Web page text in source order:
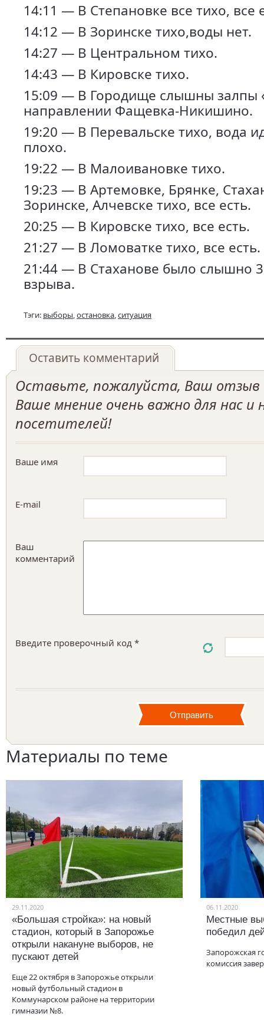
14:11 — В Степановке все тихо, все
14:12 — В Зоринске тихо,воды нет.
14:27 — В Центральном тихо.
14:43 — В Кировске тихо.
15:09 — В Городище слышны залпы
направлении Фащевка-Никишино.
19:20 — В Перевальске тихо, вода
плохо.
19:22 — В Малоивановке тихо.
19:23 — В Артемовке, Брянке,
Зоринске, Алчевске тихо, все есть.
20:25 — В Кировске тихо, все есть.
21:27 — В Ломоватке тихо, все есть.
21:44 — В Стаханове было слышно
взрыва.
Тэги: выборы,остановка,ситуация
Оставить комментарий
Оставьте, пожалуйста, Ваш отзыв
Ваше мнение очень важно для нас и
посетителей!
Ваше имя
E-mail
Ваш
комментарий
Введите проверочный код *
Материалы по теме
29.11.2020
«Большая стройка»: на новый
стадион, который в Запорожье
открыли накануне выборов, не
пускают детей
Еще 22 октября в Запорожье открыли
новый футбольный стадион в
Коммунарском районе на территории
гимназии №8.
06.11.2020
Местные
победил
Запорожская
комиссия